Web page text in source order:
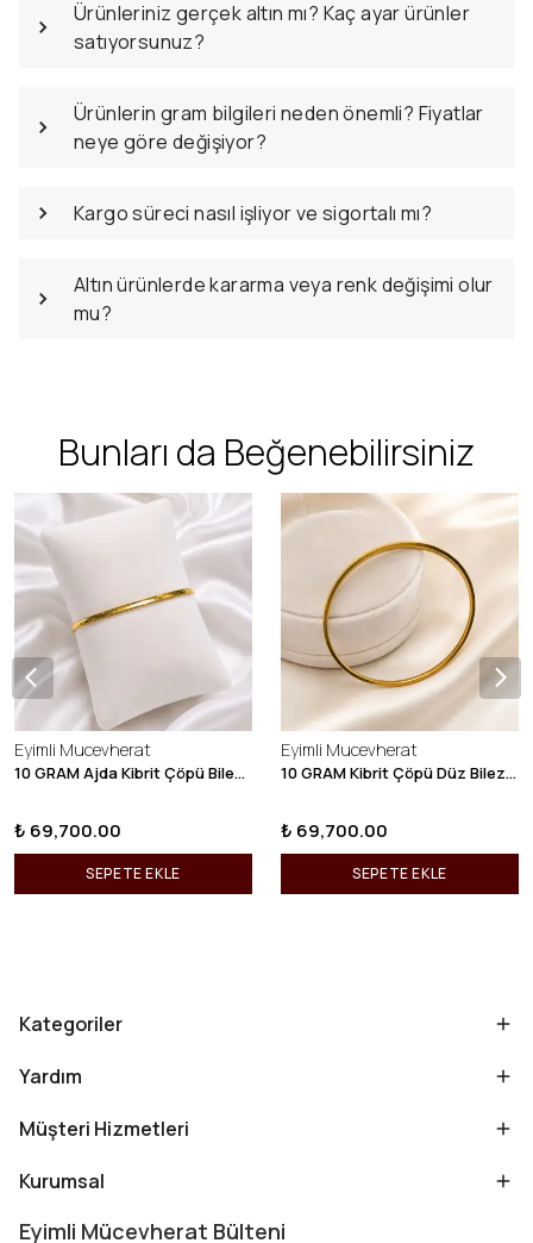
Ürünleriniz gerçek altın mı? Kaç ayar ürünler
satıyorsunuz?
Ürünlerin gram bilgileri neden önemli? Fiyatlar
neye göre değişiyor?
Kargo süreci nasıl işliyor ve sigortalı mı?
Altın ürünlerde kararma veya renk değişimi olur
mu?
Bunları da Beğenebilirsiniz
Eyimli Mucevherat
10 GRAM Ajda Kibrit Çöpü Bilezik 22 Ayar 22BLZ003
₺ 69,700.00
SEPETE EKLE
Eyimli Mucevherat
10 GRAM Kibrit Çöpü Düz Bilezik 22 Ayar 22BLZ001
₺ 69,700.00
SEPETE EKLE
Kategoriler
Yardım
Müşteri Hizmetleri
Kurumsal
Eyimli Mücevherat Bülteni